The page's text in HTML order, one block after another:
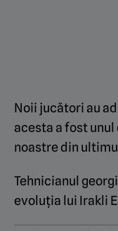
Noii jucători au
acesta a fost
noastre din
Tehnicianul
evoluția lui Irakli